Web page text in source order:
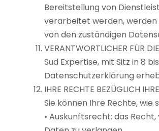
Bereitstellung von
verarbeitet werden, werden
von den zuständigen
VERANTWORTLICHER FÜR
Sud Expertise, mit Sitz in 8
Datenschutzerklärung
IHRE RECHTE BEZÜGLICH
Sie können Ihre Rechte,
• Auskunftsrecht: das